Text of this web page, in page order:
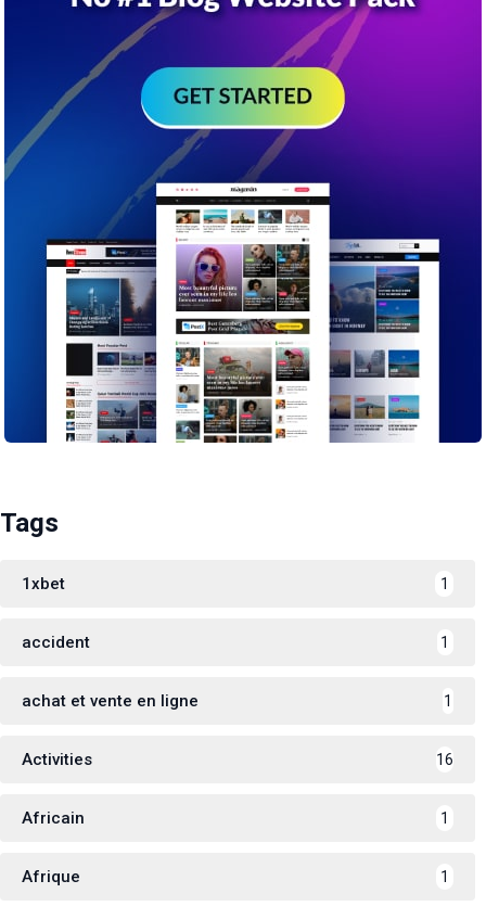
Tags
1xbet 1
accident 1
achat et vente en ligne 1
Activities 16
Africain 1
Afrique 1